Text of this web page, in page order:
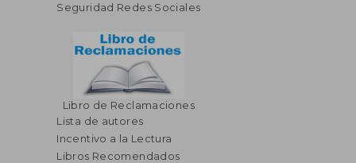
Seguridad Redes Sociales
Libro de Reclamaciones
Lista de autores
Incentivo a la Lectura
Libros Recomendados